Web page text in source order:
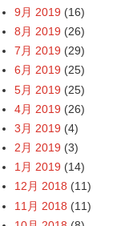
9月 2019 (16)
8月 2019 (26)
7月 2019 (29)
6月 2019 (25)
5月 2019 (25)
4月 2019 (26)
3月 2019 (4)
2月 2019 (3)
1月 2019 (14)
12月 2018 (11)
11月 2018 (11)